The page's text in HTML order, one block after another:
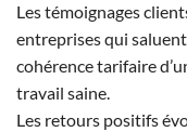
Les témoignages
entreprises qui
cohérence tarifaire
travail saine.
Les retours positifs